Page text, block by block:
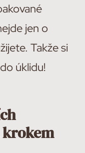
jen o
Takže si
úklidu!